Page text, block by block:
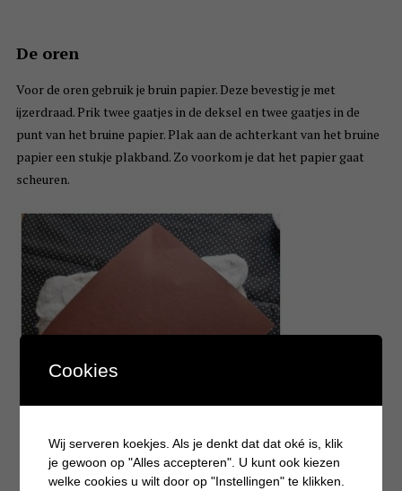
De oren
Voor de oren gebruik je bruin papier. Deze bevestig je met
ijzerdraad. Prik twee gaatjes in de deksel en twee gaatjes in de
punt van het bruine papier. Plak aan de achterkant van het bruine
papier een stukje plakband. Zo voorkom je dat het papier gaat
scheuren.
Cookies
Wij serveren koekjes. Als je denkt dat dat oké is, klik
je gewoon op "Alles accepteren". U kunt ook kiezen
welke cookies u wilt door op "Instellingen" te klikken.